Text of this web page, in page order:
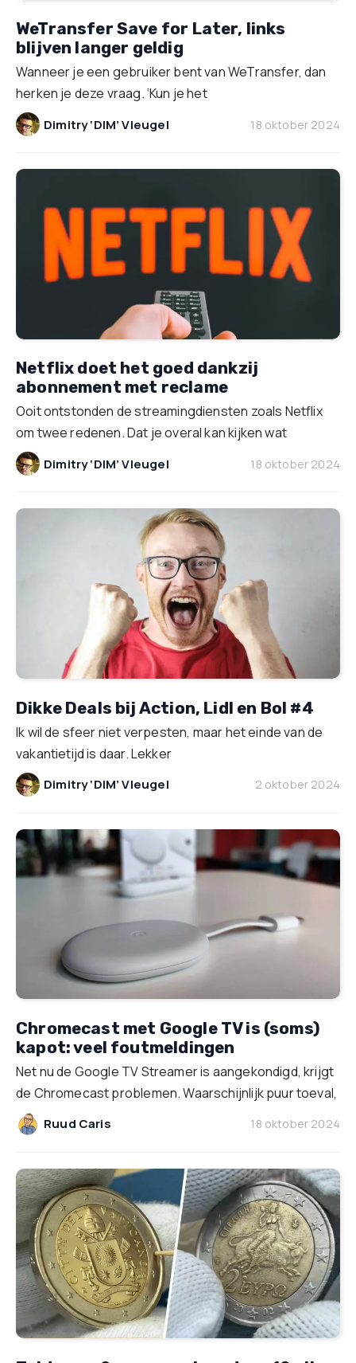
WeTransfer Save for Later, links
blijven langer geldig
Wanneer je een gebruiker bent van WeTransfer, dan
herken je deze vraag. ‘Kun je het
Dimitry ‘DIM’ Vleugel 18 oktober 2024
Netflix doet het goed dankzij
abonnement met reclame
Ooit ontstonden de streamingdiensten zoals Netflix
om twee redenen. Dat je overal kan kijken wat
Dimitry ‘DIM’ Vleugel 18 oktober 2024
Dikke Deals bij Action, Lidl en Bol #4
Ik wil de sfeer niet verpesten, maar het einde van de
vakantietijd is daar. Lekker
Dimitry ‘DIM’ Vleugel 2 oktober 2024
Chromecast met Google TV is (soms)
kapot: veel foutmeldingen
Net nu de Google TV Streamer is aangekondigd, krijgt
de Chromecast problemen. Waarschijnlijk puur toeval,
Ruud Caris 18 oktober 2024